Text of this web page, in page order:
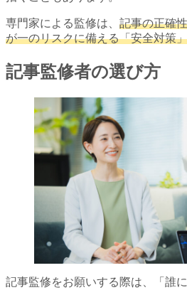
専門家による監修は、 記事の正確
が一のリスクに備える「安全対策
記事監修者の選び方
記事監修をお願いする際は、「誰